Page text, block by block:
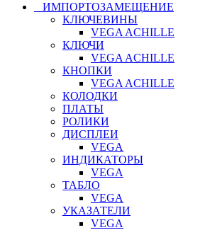
⠀ИМПОРТОЗАМЕЩЕНИЕ
КЛЮЧЕВИНЫ
VEGA ACHILLE
КЛЮЧИ
VEGA ACHILLE
КНОПКИ
VEGA ACHILLE
КОЛОДКИ
ПЛАТЫ
РОЛИКИ
ДИСПЛЕИ
VEGA
ИНДИКАТОРЫ
VEGA
ТАБЛО
VEGA
УКАЗАТЕЛИ
VEGA